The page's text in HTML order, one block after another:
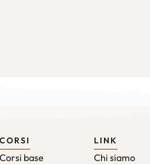
CORSI
Corsi base
LINK
Chi siamo